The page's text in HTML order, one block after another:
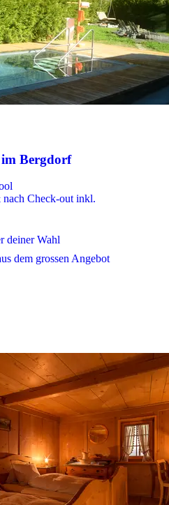
Bergdorf
Check-out inkl.
deiner Wahl
dem grossen Angebot